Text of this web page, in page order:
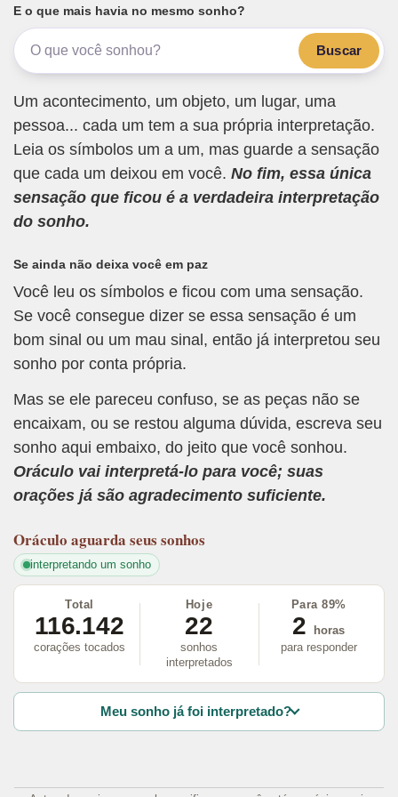
E o que mais havia no mesmo sonho?
Buscar
Um acontecimento, um objeto, um lugar, uma
pessoa... cada um tem a sua própria interpretação.
Leia os símbolos um a um, mas guarde a sensação
que cada um deixou em você. No fim, essa única
sensação que ficou é a verdadeira interpretação
do sonho.
Se ainda não deixa você em paz
Você leu os símbolos e ficou com uma sensação.
Se você consegue dizer se essa sensação é um
bom sinal ou um mau sinal, então já interpretou seu
sonho por conta própria.
Mas se ele pareceu confuso, se as peças não se
encaixam, ou se restou alguma dúvida, escreva seu
sonho aqui embaixo, do jeito que você sonhou.
Oráculo vai interpretá-lo para você; suas
orações já são agradecimento suficiente.
Oráculo aguarda seus sonhos
interpretando um sonho
Total
116.142
corações tocados
Hoje
22
sonhos
interpretados
Para 89%
2
horas
para responder
Meu sonho já foi interpretado?